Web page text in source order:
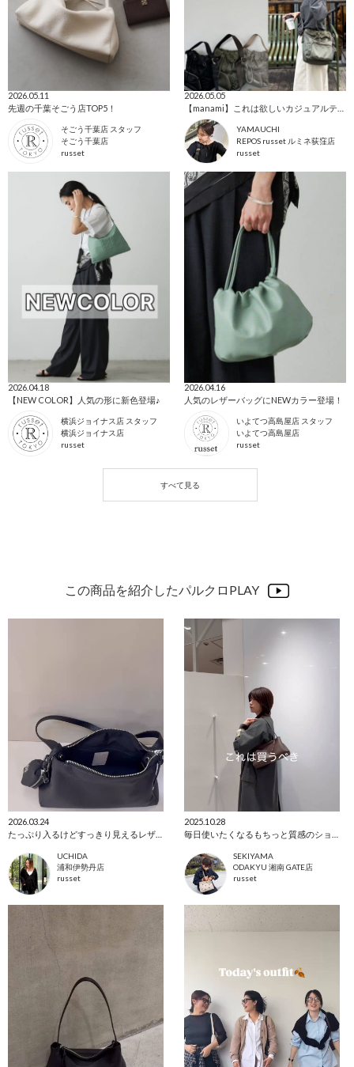
2026.05.11
先週の千葉そごう店TOP5！
そごう千葉店 スタッフ
そごう千葉店
russet
2026.05.05
YAMAUCHI
REPOS russet ルミネ荻窪店
russet
2026.04.18
【NEW COLOR】人気の形に新色登場♪
横浜ジョイナス店 スタッフ
横浜ジョイナス店
russet
2026.04.16
人気のレザーバッグにNEWカラー登場！
いよてつ高島屋店 スタッフ
いよてつ高島屋店
russet
この商品を紹介したパルクロPLAY
2026.03.24
UCHIDA
浦和伊勢丹店
russet
2025.10.28
SEKIYAMA
ODAKYU 湘南 GATE店
russet